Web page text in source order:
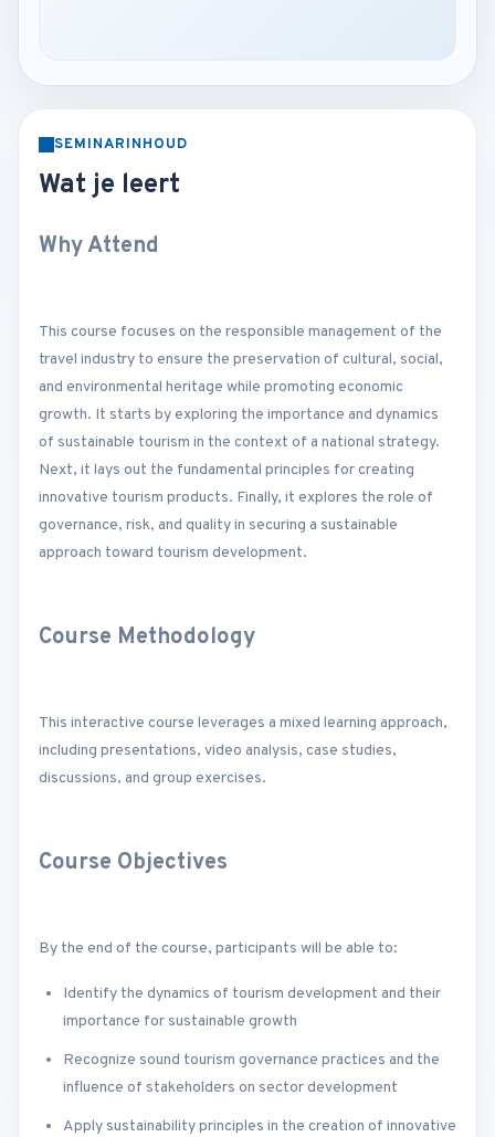
SEMINARINHOUD
Wat je leert
Why Attend
This course focuses on the responsible management of the
travel industry to ensure the preservation of cultural, social,
and environmental heritage while promoting economic
growth. It starts by exploring the importance and dynamics
of sustainable tourism in the context of a national strategy.
Next, it lays out the fundamental principles for creating
innovative tourism products. Finally, it explores the role of
governance, risk, and quality in securing a sustainable
approach toward tourism development.
Course Methodology
This interactive course leverages a mixed learning approach,
including presentations, video analysis, case studies,
discussions, and group exercises.
Course Objectives
By the end of the course, participants will be able to:
Identify the dynamics of tourism development and their
importance for sustainable growth
Recognize sound tourism governance practices and the
influence of stakeholders on sector development
Apply sustainability principles in the creation of innovative